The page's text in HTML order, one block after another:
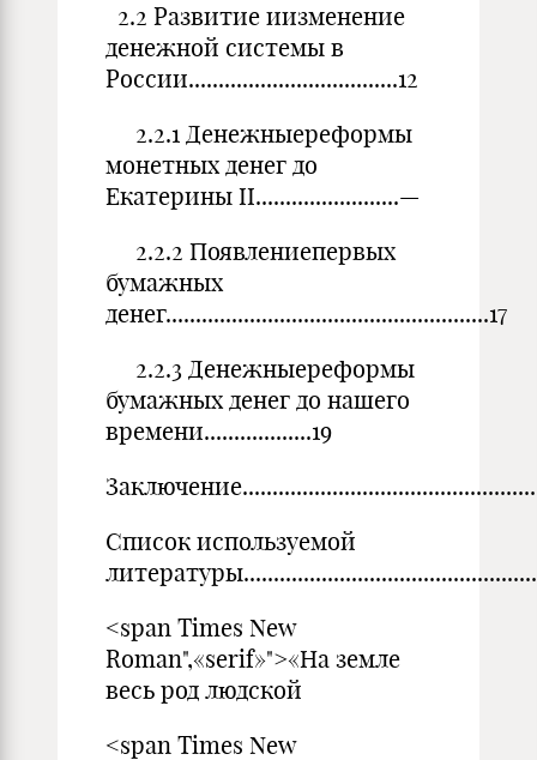
2.2 Развитие иизменение
денежной системы в
России...................................12
2.2.1 Денежныереформы
монетных денег до
Екатерины II........................—
2.2.2 Появлениепервых
бумажных
денег......................................................17
2.2.3 Денежныереформы
бумажных денег до нашего
времени..................19
Список используемой
<span Times New
Roman",«serif»">«На земле
весь род людской
<span Times New